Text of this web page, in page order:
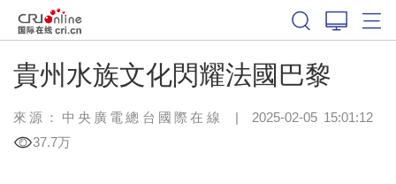
貴州水族文化閃耀法國巴黎
來源：中央廣電總台國際在線 | 2025-02-05 15:01:12
37.7万